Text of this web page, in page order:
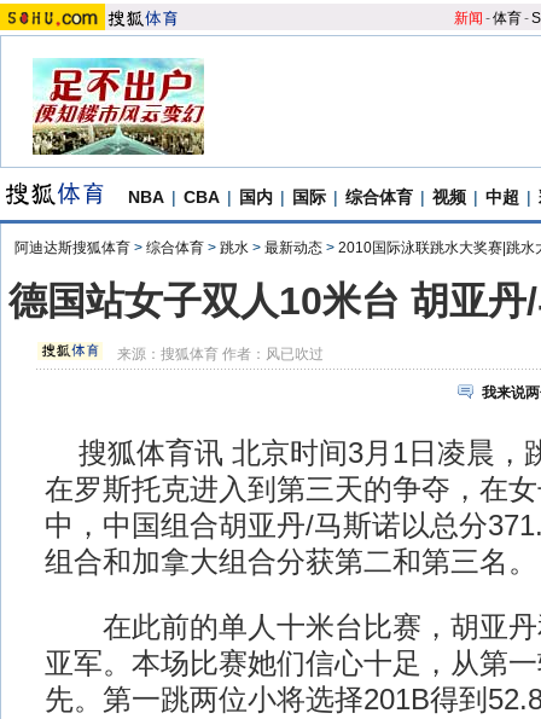
新闻 -体育-S
NBA | CBA | 国内 | 国际 | 综合体育 | 视频 | 中超 |
阿迪达斯搜狐体育 > 综合体育 > 跳水 > 最新动态 > 2010国际泳联跳水大奖赛|跳水
德国站女子双人10米台 胡亚丹
来源：搜狐体育 作者：风已吹过
我来说
搜狐体育讯 北京时间3月1日凌晨，
在罗斯托克进入到第三天的争夺，在
中，中国组合胡亚丹/马斯诺以总分
组合和加拿大组合分获第二和第三名。
在此前的单人十米台比赛，胡亚丹
亚军。本场比赛她们信心十足，从第
先。第一跳两位小将选择201B得到